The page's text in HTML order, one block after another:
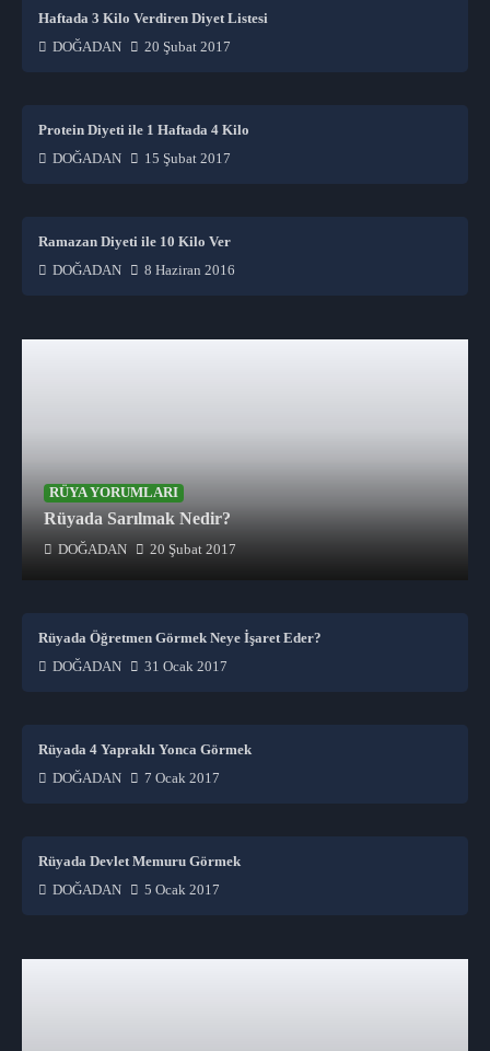
Haftada 3 Kilo Verdiren Diyet Listesi
DOĞADAN 20 Şubat 2017
Protein Diyeti ile 1 Haftada 4 Kilo
DOĞADAN 15 Şubat 2017
Ramazan Diyeti ile 10 Kilo Ver
DOĞADAN 8 Haziran 2016
RÜYA YORUMLARI
Rüyada Sarılmak Nedir?
DOĞADAN 20 Şubat 2017
Rüyada Öğretmen Görmek Neye İşaret Eder?
DOĞADAN 31 Ocak 2017
Rüyada 4 Yapraklı Yonca Görmek
DOĞADAN 7 Ocak 2017
Rüyada Devlet Memuru Görmek
DOĞADAN 5 Ocak 2017